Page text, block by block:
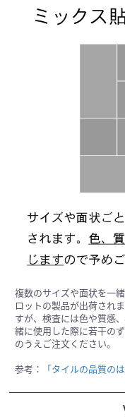
複数のサイズや面状を一
ロットの製品が出荷され
すが、検査には色や質感
緒に使用した際に若干の
のうえご注文ください。
参考：
「タイルの品質のは